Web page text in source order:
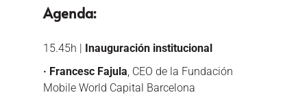
Agenda:
15.45h | Inauguración institucional
· Francesc Fajula, CEO de la Fundación
Mobile World Capital Barcelona